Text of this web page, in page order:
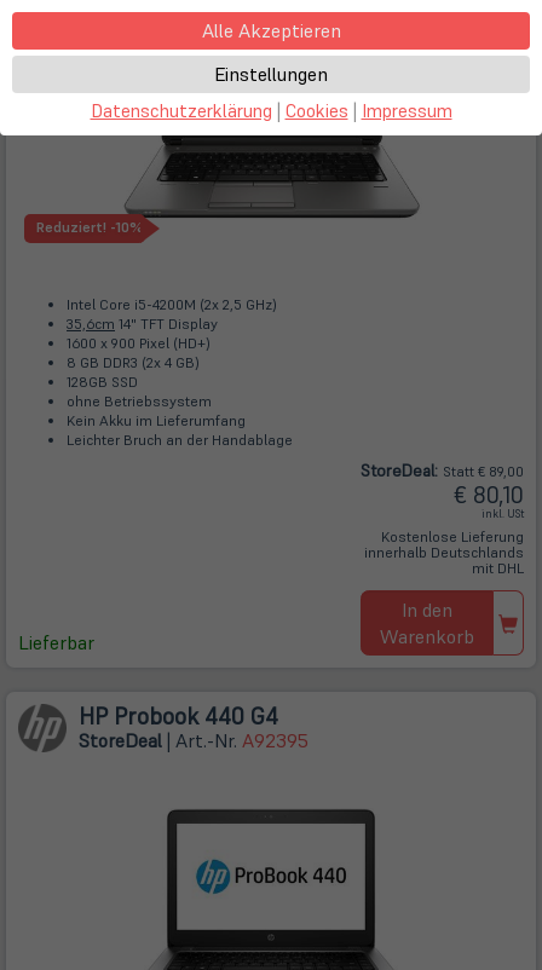
Reduziert! -10%
Intel Core i5-4200M (2x 2,5 GHz)
35,6cm 14" TFT Display
1600 x 900 Pixel (HD+)
8 GB DDR3 (2x 4 GB)
128GB SSD
ohne Betriebssystem
Kein Akku im Lieferumfang
Leichter Bruch an der Handablage
Lieferbar
StoreDeal: Statt € 89,00
€ 80,10
inkl. USt
Kostenlose Lieferung
innerhalb Deutschlands
mit DHL
In den
Warenkorb
HP Probook 440 G4
StoreDeal | Art.-Nr. A92395
Alle Akzeptieren
Einstellungen
Datenschutzerklärung | Cookies | Impressum